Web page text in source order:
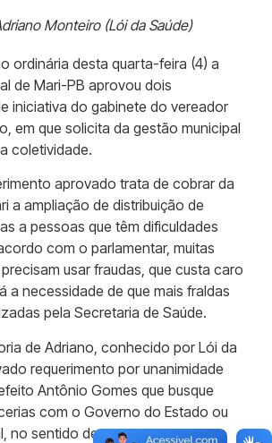
Monteiro (Lói da Saúde)
ordinária desta quarta-feira (4) a
de Mari-PB aprovou dois
iniciativa do gabinete do vereador
em que solicita da gestão municipal
coletividade.
aprovado trata de cobrar da
a ampliação de distribuição de
a pessoas que têm dificuldades
com o parlamentar, muitas
usar fraudas, que custa caro
a necessidade de que mais fraldas
pela Secretaria de Saúde.
de Adriano, conhecido por Lói da
requerimento por unanimidade
Antônio Gomes que busque
com o Governo do Estado ou
no sentido de executar a